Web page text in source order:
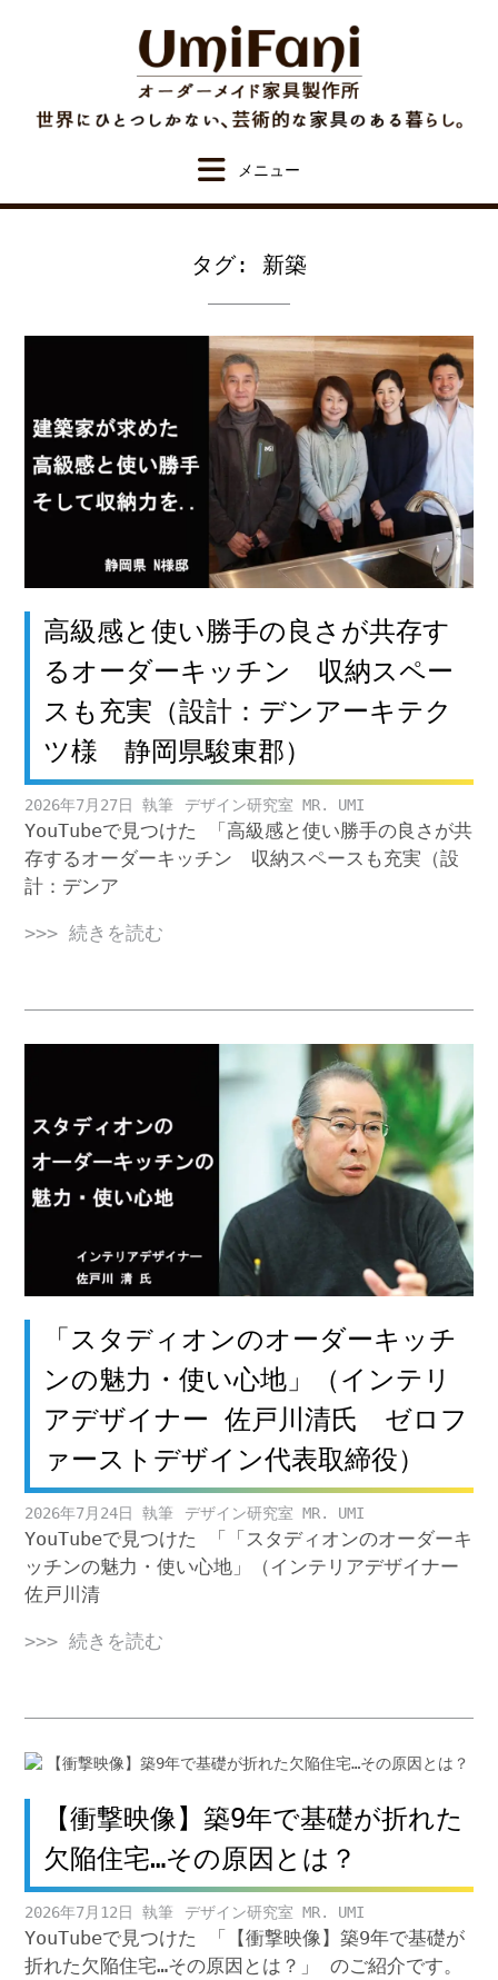
タグ: 新築
高級感と使い勝手の良さが共存す
るオーダーキッチン 収納スペー
スも充実（設計：デンアーキテク
ツ様 静岡県駿東郡）
2026年7月27日 デザイン研究室 MR. UMI
YouTubeで見つけた 「高級感と使い勝手の良さが共
存するオーダーキッチン 収納スペースも充実（設
計：デンア
>>> 続きを読む
「スタディオンのオーダーキッチ
ンの魅力・使い心地」（インテリ
アデザイナー 佐戸川清氏 ゼロフ
ァーストデザイン代表取締役）
2026年7月24日 デザイン研究室 MR. UMI
YouTubeで見つけた 「「スタディオンのオーダーキ
ッチンの魅力・使い心地」（インテリアデザイナー
佐戸川清
>>> 続きを読む
【衝撃映像】築9年で基礎が折れた
欠陥住宅…その原因とは？
2026年7月12日 デザイン研究室 MR. UMI
YouTubeで見つけた 「【衝撃映像】築9年で基礎が
折れた欠陥住宅…その原因とは？」 のご紹介です。